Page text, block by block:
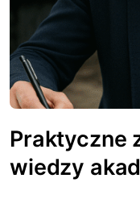
Praktyczne
wiedzy